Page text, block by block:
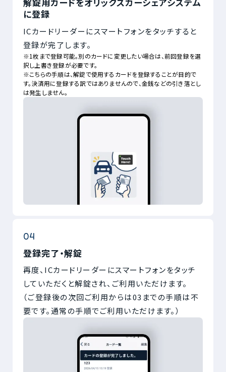
に登録
ICカードリーダーにスマートフォンをタッチすると
登録が完了します。
※1枚まで登録可能。別のカードに変更したい場合は、前回登録を選
択し上書き登録が必要です。
※こちらの手順は、解錠で使用するカードを登録することが目的で
す。決済用に登録する訳ではありませんので、金銭などの引き落とし
は発生しません。
登録完了・解錠
再度、ICカードリーダーにスマートフォンをタッチ
していただくと解錠され、ご利用いただけます。
（ご登録後の次回ご利用からは03までの手順は不
要です。通常の手順でご利用いただけます。）